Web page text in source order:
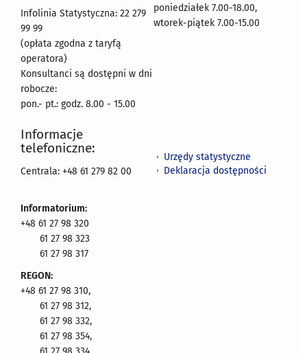
Infolinia Statystyczna: 22 279
99 99
(opłata zgodna z taryfą
operatora)
Konsultanci są dostępni w dni
robocze:
pon.- pt.: godz. 8.00 - 15.00
poniedziałek 7.00-18.00,
wtorek-piątek 7.00-15.00
Informacje
telefoniczne:
Centrala: +48 61 279 82 00
Informatorium:
+48 61 27 98 320
61 27 98 323
61 27 98 317
REGON:
+48 61 27 98 310,
61 27 98 312,
61 27 98 332,
61 27 98 354,
Urzędy statystyczne
Deklaracja dostępności